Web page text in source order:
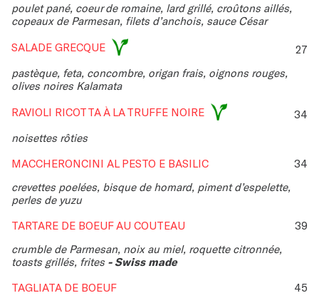
poulet pané, coeur de romaine, lard grillé, croûtons aillés,
copeaux de Parmesan, filets d’anchois, sauce César
SALADE GRECQUE
27
pastèque, feta, concombre, origan frais, oignons rouges,
olives noires Kalamata
RAVIOLI RICOTTA À LA TRUFFE NOIRE
34
noisettes rôties
MACCHERONCINI AL PESTO E BASILIC
34
crevettes poelées, bisque de homard, piment d’espelette,
perles de yuzu
TARTARE DE BOEUF AU COUTEAU
39
crumble de Parmesan, noix au miel, roquette citronnée,
toasts grillés, frites - Swiss made
TAGLIATA DE BOEUF 45